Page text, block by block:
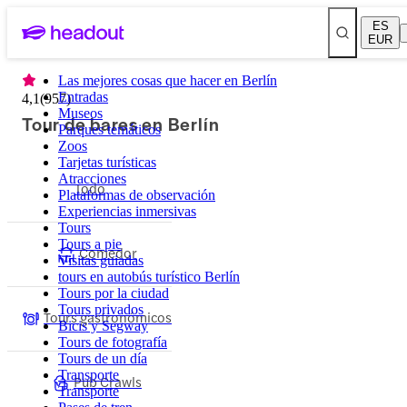
ES
EUR
Las mejores cosas que hacer en Berlín
Entradas
Museos
Parques temáticos
Zoos
Tarjetas turísticas
Atracciones
Plataformas de observación
Experiencias inmersivas
Tours
Tours a pie
Visitas guiadas
tours en autobús turístico Berlín
Tours por la ciudad
Tours privados
Bicis y Segway
Tours de fotografía
Tours de un día
Transporte
Transporte
4,1(957)
Tour de bares en Berlín
Todo
Comedor
Tours gastronómicos
Pub Crawls